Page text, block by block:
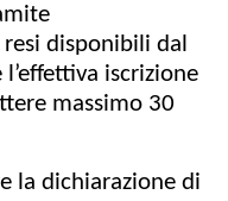
disponibili dal
iscrizione
massimo 30
la dichiarazione di